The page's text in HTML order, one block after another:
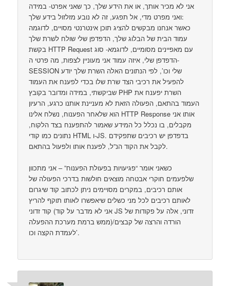
אני לא מכיר אותך, או את הידע שלך, כך שאני אפרט- במידה
ואני מפרט מדי, אל תפגע, זה לא נובע מזלזול בידע שלך:
כאשר אנחנו מבקשים להציג תוכן אינטרנטי מסויים, לדוגמה
עמוד הבית של הבלוג שלך, הדפדפן שלי שולח לשרת שלך
בקשת HTTP Request עם מאפיינים מסומיים, לדוגמא- סוג
הדפדפן שלי, איזה עמוד אני מעוניין לצפות, מה פרטי ה-
SESSION שלי וכו’, לפי הנתונים האלה השרת שלך יודע
להפעיל את רכיבי הצד שרת שלו בכדי לפענח את העמוד
שביקשתי, במידה ומדובר בקובץ PHP השרת יפענח את
העמוד בהתאם, הפעולה הזאת לא מעניינת אותנו כרגע, הרעיון
הוא שלאחר הפענוח, נשלח אלינו HTTP Response אותו אני
מקבלים, בו נכלל כל המידע שאמור להתפענח בצד הלקוח,
נתונים כמו קודי HTML ו-JS. בדפדפן יש רכיבים שתפקידם
לקבל את הקוד הנ”ל, לפענח אותו ולפעול בהתאם.
כשאני אומר “פגיעויות בפעולת הפענוח” – אני מתכוון
שלפעמים חוקרי אבטחה מוצאים חולשות בדרכי הפעולה של
אותם רכיבים, במקרים מסויימים ניתן לכתוב קוד שיגרום
לאותם רכיבים לכל מני כשלים שיאפשרו לאותו תוקף להריץ
קוד זדוני (אני לא מדבר על קוד JS זדוני, אלה על פקודות של
ממש ברמת מערכת ההפעלה)/הורדה והרצה של קבצים
לעמדת הקצה וכו’.